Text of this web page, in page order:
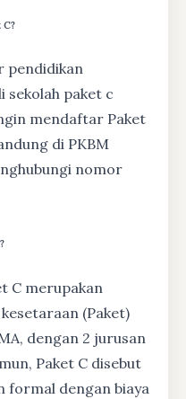
C?
pendidikan
sekolah paket c
mendaftar Paket
di PKBM
nomor
C merupakan
(Paket)
dengan 2 jurusan
Paket C disebut
formal dengan biaya